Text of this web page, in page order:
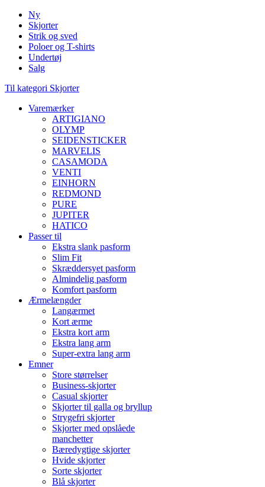
Ny
Skjorter
Strik og sved
Poloer og T-shirts
Undertøj
Salg
Til kategori Skjorter
Varemærker
ARTIGIANO
OLYMP
SEIDENSTICKER
MARVELIS
CASAMODA
VENTI
EINHORN
REDMOND
PURE
JUPITER
HATICO
Passer til
Ekstra slank pasform
Slim Fit
Skræddersyet pasform
Almindelig pasform
Komfort pasform
Ærmelængder
Langærmet
Kort ærme
Ekstra kort arm
Ekstra lang arm
Super-extra lang arm
Emner
Store størrelser
Business-skjorter
Casual skjorter
Skjorter til galla og bryllup
Strygefri skjorter
Skjorter med opslåede
manchetter
Bæredygtige skjorter
Hvide skjorter
Sorte skjorter
Blå skjorter